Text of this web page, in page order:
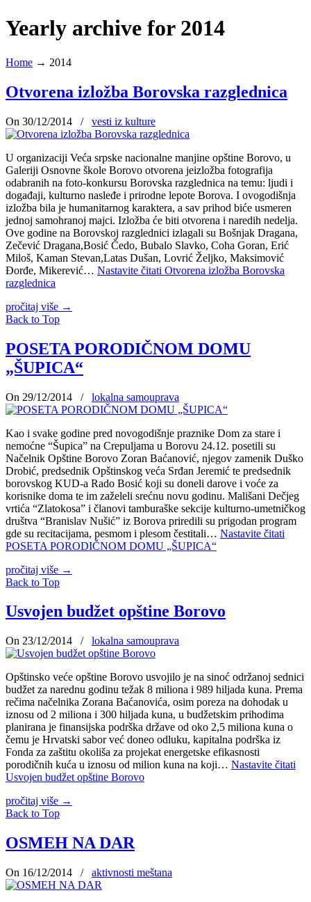
Yearly archive for 2014
Home → 2014
Otvorena izložba Borovska razglednica
On 30/12/2014 / vesti iz kulture
U organizaciji Veća srpske nacionalne manjine opštine Borovo, u
Galeriji Osnovne škole Borovo otvorena jeizložba fotografija
odabranih na foto-konkursu Borovska razglednica na temu: ljudi i
događaji, kulturno nasleđe i prirodne lepote Borova. I ovogodišnja
izložba bila je humanitarnog karaktera, a sav prihod biće usmeren
jednoj samohranoj majci. Izložba će biti otvorena i naredih nedelja.
Ove godine na Borovskoj razglednici izlagali su Bošnjak Dragana,
Zečević Dragana,Bosić Čedo, Bubalo Slavko, Coha Goran, Erić
Miloš, Kaman Stevan,Latas Dušan, Lovrić Željko, Maksimović
Đorđe, Mikerević… Nastavite čitati Otvorena izložba Borovska
razglednica
pročitaj više →
Back to Top
POSETA PORODIČNOM DOMU
„ŠUPICA“
On 29/12/2014 / lokalna samouprava
Kao i svake godine pred novogodišnje praznike Dom za stare i
nemoćne “Šupica” na Crepuljama u Borovu 24.12. posetili su
Načelnik Opštine Borovo Zoran Baćanović, njegov zamenik Duško
Drobić, predsednik Opštinskog veća Srđan Jeremić te predsednik
borovskog KUD-a Rado Bosić koji su doneli darove i voće za
korisnike doma te im zaželeli srećnu novu godinu. Mališani Dečjeg
vrtića “Zlatokosa” i članovi tamburaške sekcije kulturno-umetničkog
društva “Branislav Nušić” iz Borova priredili su prigodan program
gde su recitacijama, pesmom i plesom čestitali… Nastavite čitati
POSETA PORODIČNOM DOMU „ŠUPICA“
pročitaj više →
Back to Top
Usvojen budžet opštine Borovo
On 23/12/2014 / lokalna samouprava
Opštinsko veće opštine Borovo usvojilo je na sinoć održanoj sednici
budžet za narednu godinu težak 8 miliona i 989 hiljada kuna. Prema
rečima načelnika Zorana Baćanovića, osim poreza na dohodak u
iznosu od 2 miliona i 300 hiljada kuna, u budžetskim prihodima
planirana je finansijska podrška države od oko 2,5 miliona kuna o
čemu je Hrvatski sabor već doneo odluku, kapitalna podrška iz
Fonda za zaštitu okoliša za projekat energetske efikasnosti
porodičnih kuća u iznosu od milion kuna na koji… Nastavite čitati
Usvojen budžet opštine Borovo
pročitaj više →
Back to Top
OSMEH NA DAR
On 16/12/2014 / aktivnosti meštana